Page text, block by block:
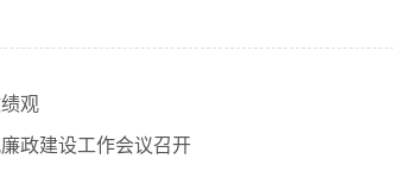
观
政建设工作会议召开